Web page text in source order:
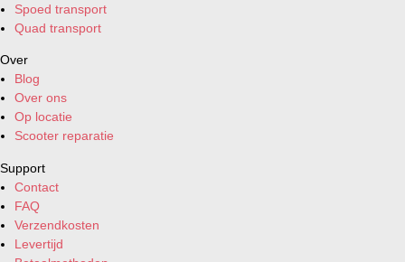
Spoed transport
Quad transport
Over
Blog
Over ons
Op locatie
Scooter reparatie
Support
Contact
FAQ
Verzendkosten
Levertijd